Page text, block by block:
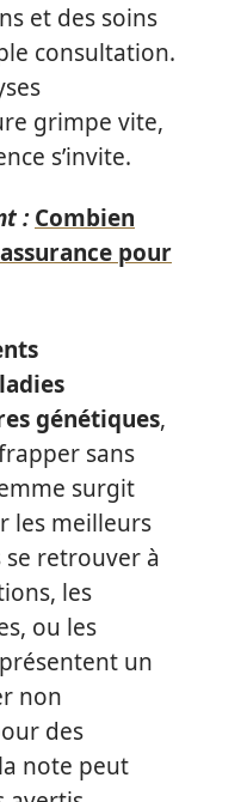
et des soins
consultation.
grimpe vite,
s’invite.
: Combien
pour
génétiques,
sans
surgit
les meilleurs
se retrouver à
les
ou les
un
non
des
note peut